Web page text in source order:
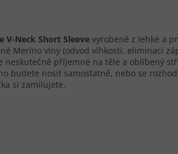
V-Neck Short Sleeve vyrobené z lehké a
Merino vlny (odvod vlhkosti, eliminaci
neskutečně příjemné na těle a oblíbený
budete nosit samostatně, nebo se
si zamilujete.